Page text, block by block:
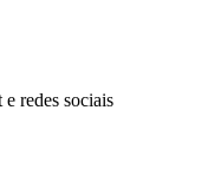
redes sociais